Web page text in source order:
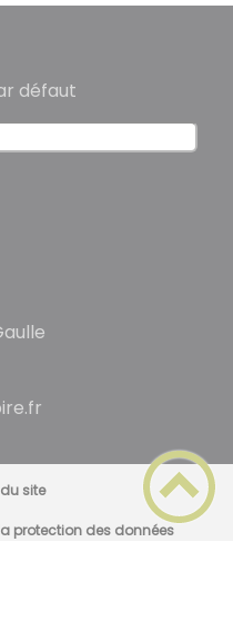
défaut
site
protection des données